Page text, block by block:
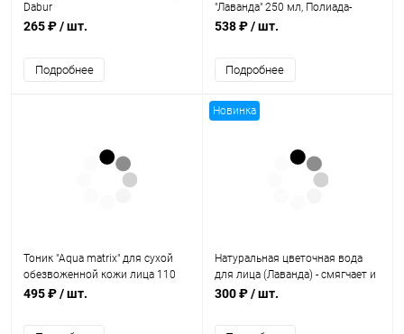
Dabur
265 ₽/ шт.
Подробнее
"Лаванда" 250 мл, Полиада-
Крым
538 ₽/ шт.
Подробнее
Тоник "Aqua matrix" для сухой
обезвоженной кожи лица 110
мл, Jurassic Spa
495 ₽/ шт.
Новинка
Натуральная цветочная вода
для лица (Лаванда) - смягчает и
успокаивает / 100мл., Aasha
300 ₽/ шт.